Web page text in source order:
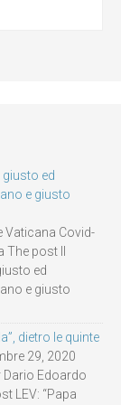
giusto ed
e giusto
Covid-
post Il
ed
e giusto
dietro le quinte
29, 2020
Edoardo
LEV: “Papa